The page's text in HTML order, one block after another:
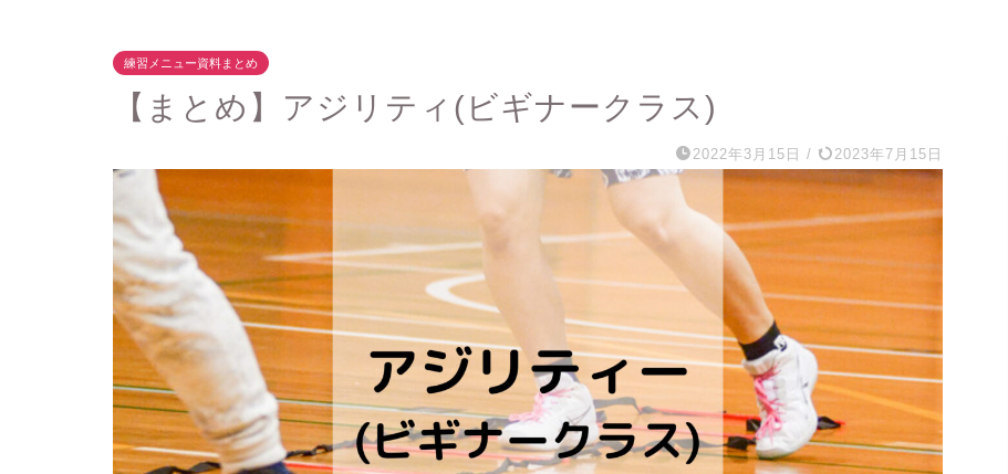
練習メニュー資料まとめ
【まとめ】アジリティ(ビギナークラス)
2022年3月15日 / 2023年7月15日